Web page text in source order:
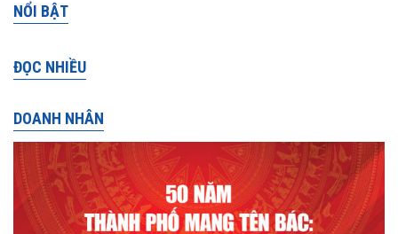
NỔI BẬT
ĐỌC NHIỀU
DOANH NHÂN